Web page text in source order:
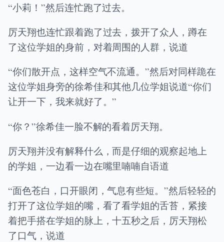
“小莉！”然后连忙跑了过去。
厉天翔也连忙跟着跑了过去，拨开了众人，蹲在
了这位学姐的身前，对着周围的人群，说道
“你们散开点，这样空气不流通。”然后对同样跪在
这位学姐身旁的徐希佳和其他几位学姐说道“你们
让开一下，我来就好了。”
“你？”徐希佳一脸不解的看着厉天翔。
厉天翔并没有解释什么，而是仔细的观察起地上
的学姐，一边看一边在嘴里喃喃自语道
“面色苍白，口开眼闭，气息有些短。”然后轻轻的
打开了这位学姐的嘴，看了看学姐的舌苔，紧接
着把手搭在学姐的脉上，十五秒之后，厉天翔松
了口气，说道